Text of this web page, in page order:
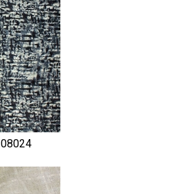
08024